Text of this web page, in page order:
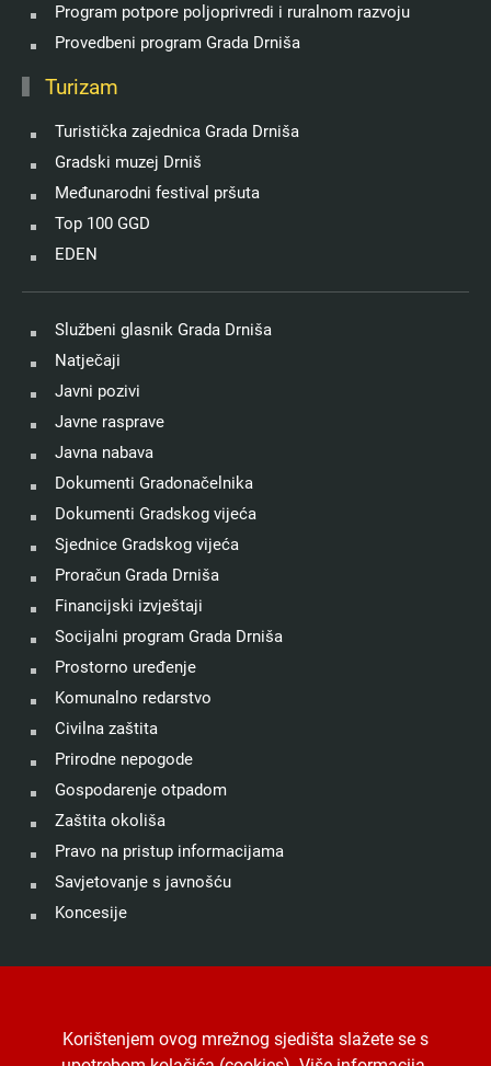
Program potpore poljoprivredi i ruralnom razvoju
Provedbeni program Grada Drniša
Turizam
Turistička zajednica Grada Drniša
Gradski muzej Drniš
Međunarodni festival pršuta
Top 100 GGD
EDEN
Službeni glasnik Grada Drniša
Natječaji
Javni pozivi
Javne rasprave
Javna nabava
Dokumenti Gradonačelnika
Dokumenti Gradskog vijeća
Sjednice Gradskog vijeća
Proračun Grada Drniša
Financijski izvještaji
Socijalni program Grada Drniša
Prostorno uređenje
Komunalno redarstvo
Civilna zaštita
Prirodne nepogode
Gospodarenje otpadom
Zaštita okoliša
Pravo na pristup informacijama
Savjetovanje s javnošću
Koncesije
Digitalna pristupačnost.Jedinstveni digitalni pristupnik
Korištenjem ovog mrežnog sjedišta slažete se s